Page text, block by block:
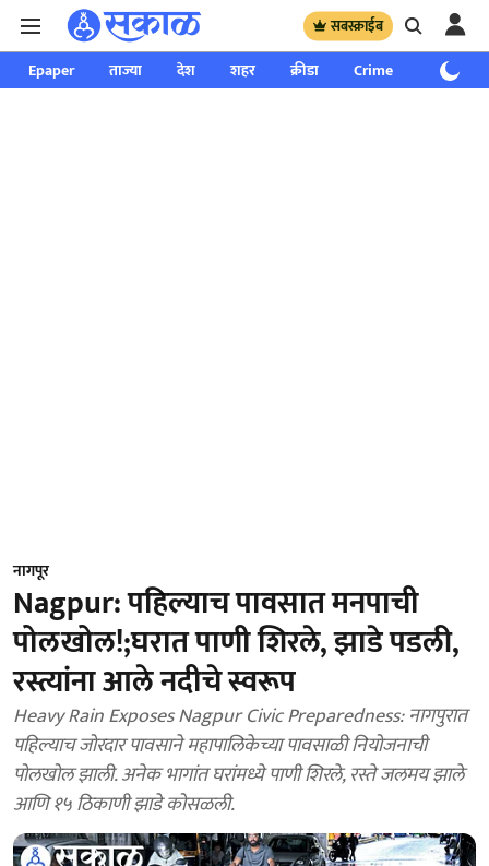
सबस्क्राईब
Epaper ताज्या देश शहर क्रीडा Crime साप्ताहिक
नागपूर
Nagpur: पहिल्याच पावसात मनपाची
पोलखोल!;घरात पाणी शिरले, झाडे पडली,
रस्त्यांना आले नदीचे स्वरूप
Heavy Rain Exposes Nagpur Civic Preparedness: नागपुरात
पहिल्याच जोरदार पावसाने महापालिकेच्या पावसाळी नियोजनाची
पोलखोल झाली. अनेक भागांत घरांमध्ये पाणी शिरले, रस्ते जलमय झाले
आणि १५ ठिकाणी झाडे कोसळली.